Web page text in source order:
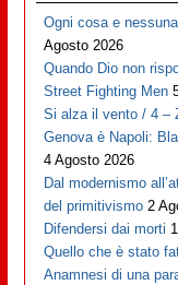
Ogni cosa e
Agosto 2026
Quando Dio non
Street Fighting Men
Si alza il vento / 4 –
Genova è Napoli:
4 Agosto 2026
Dal modernismo
del primitivismo 2
Difendersi dai morti
Quello che è stato
Anamnesi di una